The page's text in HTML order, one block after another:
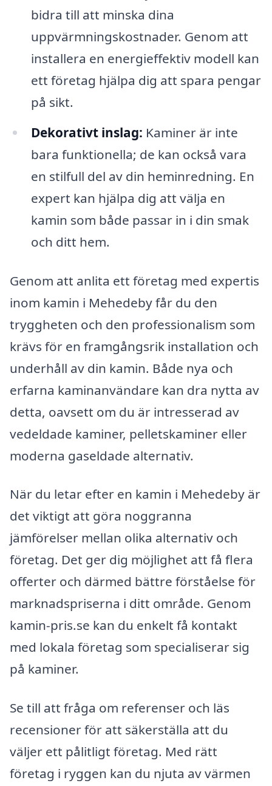
bidra till att minska dina
uppvärmningskostnader. Genom att
installera en energieffektiv modell kan
ett företag hjälpa dig att spara pengar
på sikt.
Dekorativt inslag: Kaminer är inte
bara funktionella; de kan också vara
en stilfull del av din heminredning. En
expert kan hjälpa dig att välja en
kamin som både passar in i din smak
och ditt hem.
Genom att anlita ett företag med expertis
inom kamin i Mehedeby får du den
tryggheten och den professionalism som
krävs för en framgångsrik installation och
underhåll av din kamin. Både nya och
erfarna kaminanvändare kan dra nytta av
detta, oavsett om du är intresserad av
vedeldade kaminer, pelletskaminer eller
moderna gaseldade alternativ.
När du letar efter en kamin i Mehedeby är
det viktigt att göra noggranna
jämförelser mellan olika alternativ och
företag. Det ger dig möjlighet att få flera
offerter och därmed bättre förståelse för
marknadspriserna i ditt område. Genom
kamin-pris.se kan du enkelt få kontakt
med lokala företag som specialiserar sig
på kaminer.
Se till att fråga om referenser och läs
recensioner för att säkerställa att du
väljer ett pålitligt företag. Med rätt
företag i ryggen kan du njuta av värmen